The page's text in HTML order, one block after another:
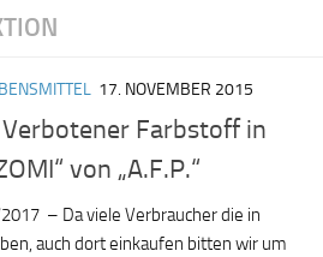
17. NOVEMBER 2015
Farbstoff in
von „A.F.P.“
– Da viele Verbraucher die in
auch dort einkaufen bitten wir um